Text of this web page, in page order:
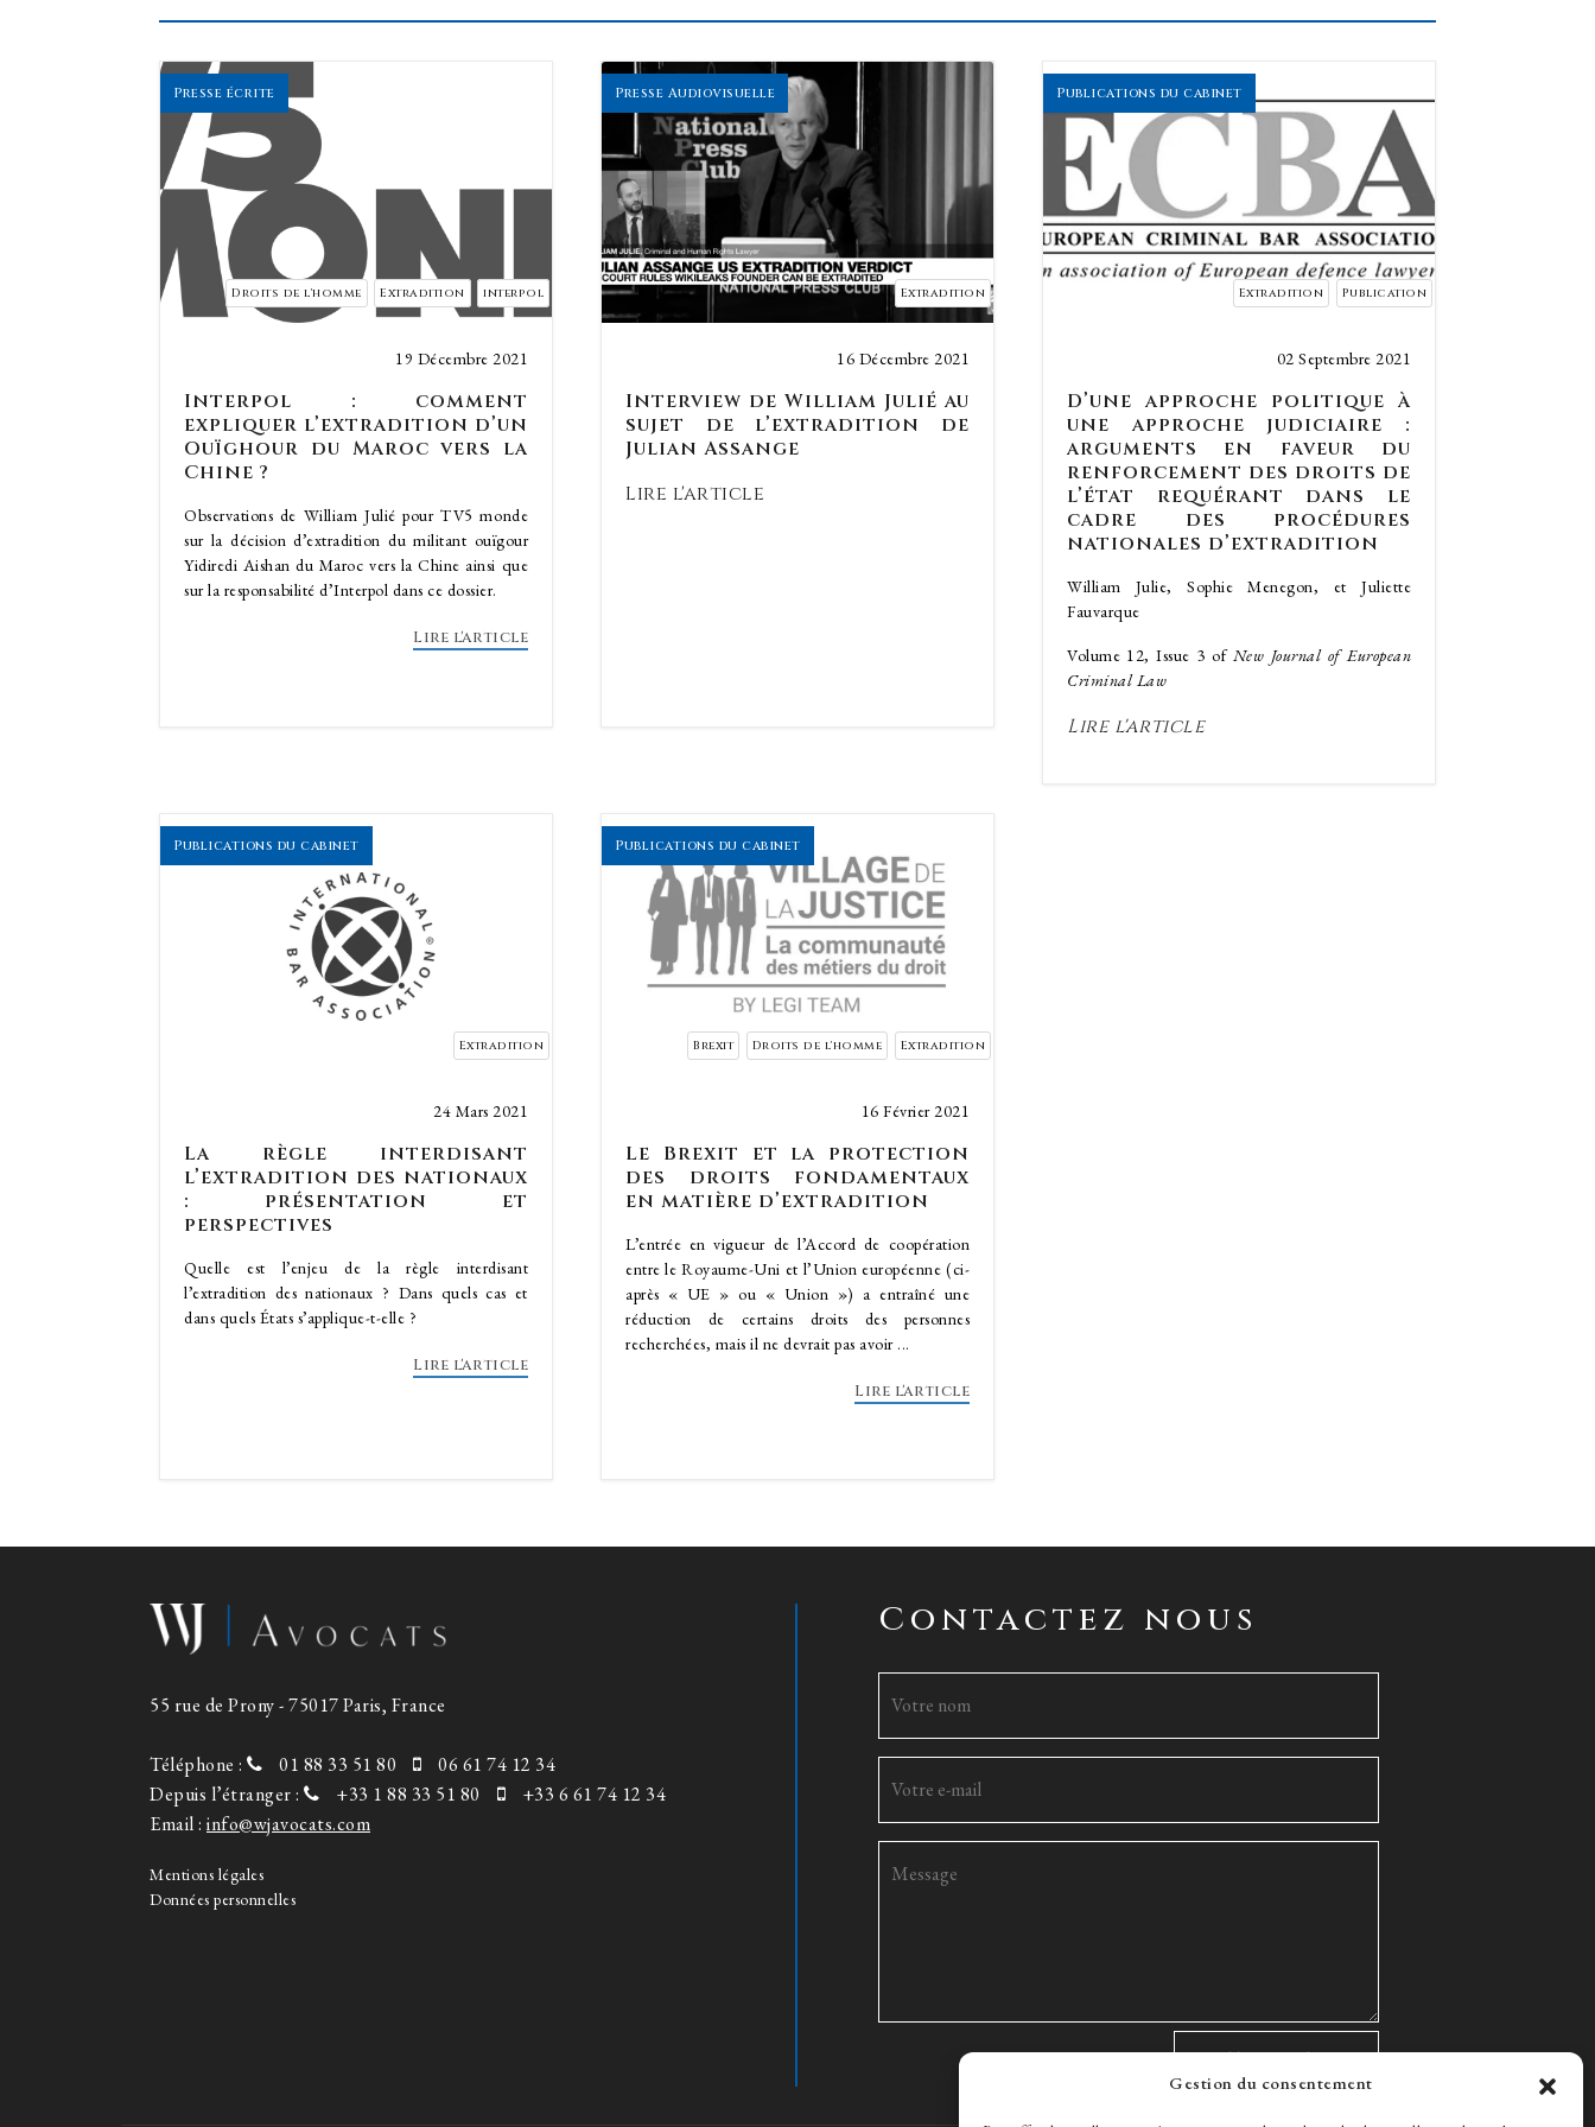
Gestion du consentement
Presse écrite
Droits de l'homme Extradition interpol
19 Décembre 2021
Interpol : comment
expliquer l’extradition d’un
Ouïghour du Maroc vers la
Chine ?
Observations de William Julié pour TV5 monde
sur la décision d’extradition du militant ouïgour
Yidiredi Aishan du Maroc vers la Chine ainsi que
sur la responsabilité d’Interpol dans ce dossier.
Lire l'article
Presse Audiovisuelle
Extradition
16 Décembre 2021
Interview de William Julié au
sujet de l’extradition de
Julian Assange
Lire l'article
Publications du cabinet
Extradition Publication
02 Septembre 2021
D’une approche politique à
une approche judiciaire :
arguments en faveur du
renforcement des droits de
l’état requérant dans le
cadre des procédures
nationales d’extradition
William Julie, Sophie Menegon, et Juliette
Fauvarque
Volume 12, Issue 3 of New Journal of European
Criminal Law
Lire l'article
Publications du cabinet
Extradition
24 Mars 2021
La règle interdisant
l’extradition des nationaux
: présentation et
perspectives
Quelle est l’enjeu de la règle interdisant
l’extradition des nationaux ? Dans quels cas et
dans quels États s’applique-t-elle ?
Lire l'article
Publications du cabinet
Brexit Droits de l'homme Extradition
16 Février 2021
Le Brexit et la protection
des droits fondamentaux
en matière d’extradition
L’entrée en vigueur de l’Accord de coopération
entre le Royaume-Uni et l’Union européenne (ci-
après « UE » ou « Union ») a entraîné une
réduction de certains droits des personnes
recherchées, mais il ne devrait pas avoir ...
Lire l'article
55 rue de Prony - 75017 Paris, France
Téléphone : 01 88 33 51 80
06 61 74 12 34
Depuis l’étranger :
+33 1 88 33 51 80
+33 6 61 74 12 34
Email : info@wjavocats.com
Mentions légales
Données personnelles
Contactez nous